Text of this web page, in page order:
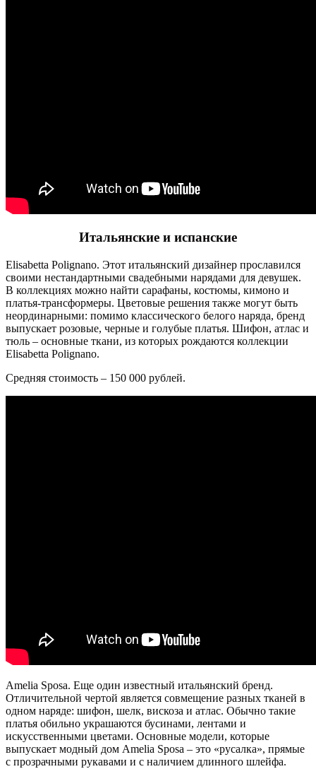
Итальянские и испанские
Elisabetta Polignano. Этот итальянский дизайнер прославился
своими нестандартными свадебными нарядами для девушек.
В коллекциях можно найти сарафаны, костюмы, кимоно и
платья-трансформеры. Цветовые решения также могут быть
неординарными: помимо классического белого наряда, бренд
выпускает розовые, черные и голубые платья. Шифон, атлас и
тюль – основные ткани, из которых рождаются коллекции
Elisabetta Polignano.
Средняя стоимость – 150 000 рублей.
Amelia Sposa. Еще один известный итальянский бренд.
Отличительной чертой является совмещение разных тканей в
одном наряде: шифон, шелк, вискоза и атлас. Обычно такие
платья обильно украшаются бусинами, лентами и
искусственными цветами. Основные модели, которые
выпускает модный дом Amelia Sposa – это «русалка», прямые
с прозрачными рукавами и с наличием длинного шлейфа.